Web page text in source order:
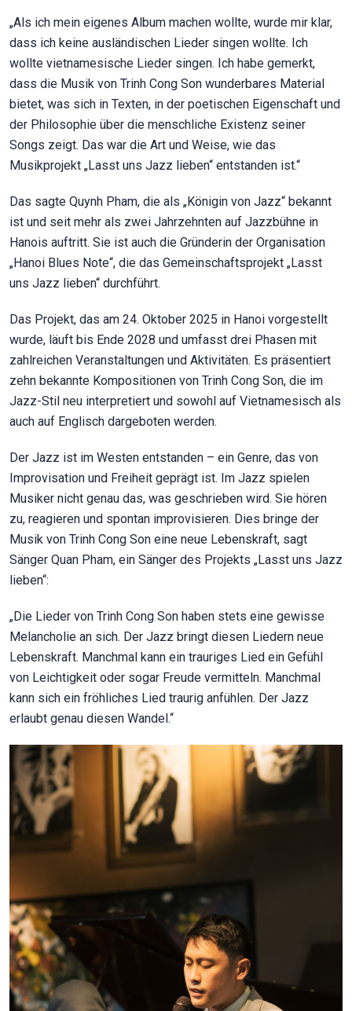
„Als ich mein eigenes Album machen wollte, wurde mir klar,
dass ich keine ausländischen Lieder singen wollte. Ich
wollte vietnamesische Lieder singen. Ich habe gemerkt,
dass die Musik von Trinh Cong Son wunderbares Material
bietet, was sich in Texten, in der poetischen Eigenschaft und
der Philosophie über die menschliche Existenz seiner
Songs zeigt. Das war die Art und Weise, wie das
Musikprojekt „Lasst uns Jazz lieben“ entstanden ist.“
Das sagte Quynh Pham, die als „Königin von Jazz“ bekannt
ist und seit mehr als zwei Jahrzehnten auf Jazzbühne in
Hanois auftritt. Sie ist auch die Gründerin der Organisation
„Hanoi Blues Note“, die das Gemeinschaftsprojekt „Lasst
uns Jazz lieben“ durchführt.
Das Projekt, das am 24. Oktober 2025 in Hanoi vorgestellt
wurde, läuft bis Ende 2028 und umfasst drei Phasen mit
zahlreichen Veranstaltungen und Aktivitäten. Es präsentiert
zehn bekannte Kompositionen von Trinh Cong Son, die im
Jazz-Stil neu interpretiert und sowohl auf Vietnamesisch als
auch auf Englisch dargeboten werden.
Der Jazz ist im Westen entstanden – ein Genre, das von
Improvisation und Freiheit geprägt ist. Im Jazz spielen
Musiker nicht genau das, was geschrieben wird. Sie hören
zu, reagieren und spontan improvisieren. Dies bringe der
Musik von Trinh Cong Son eine neue Lebenskraft, sagt
Sänger Quan Pham, ein Sänger des Projekts „Lasst uns Jazz
lieben“:
„Die Lieder von Trinh Cong Son haben stets eine gewisse
Melancholie an sich. Der Jazz bringt diesen Liedern neue
Lebenskraft. Manchmal kann ein trauriges Lied ein Gefühl
von Leichtigkeit oder sogar Freude vermitteln. Manchmal
kann sich ein fröhliches Lied traurig anfühlen. Der Jazz
erlaubt genau diesen Wandel.“